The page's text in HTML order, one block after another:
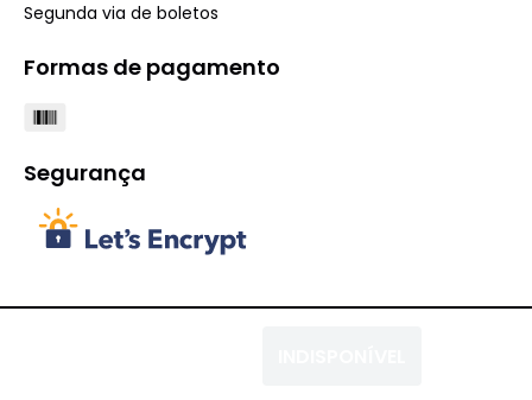
Segunda via de boletos
Formas de pagamento
Segurança